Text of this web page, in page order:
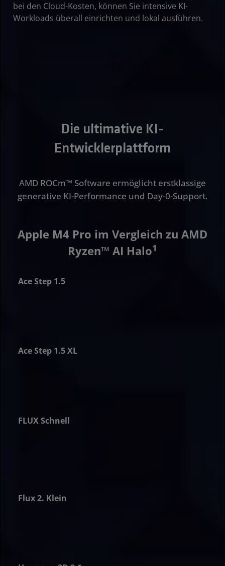
bei den Cloud-Kosten, können Sie intensive KI-
Workloads überall einrichten und lokal ausführen.
Die ultimative KI-
Entwicklerplattform
AMD ROCm™ Software ermöglicht erstklassige
generative KI-Performance und Day-0-Support.
Apple M4 Pro im Vergleich zu AMD
Ryzen™ AI Halo1
Ace Step 1.5
Ace Step 1.5 XL
FLUX Schnell
Flux 2. Klein